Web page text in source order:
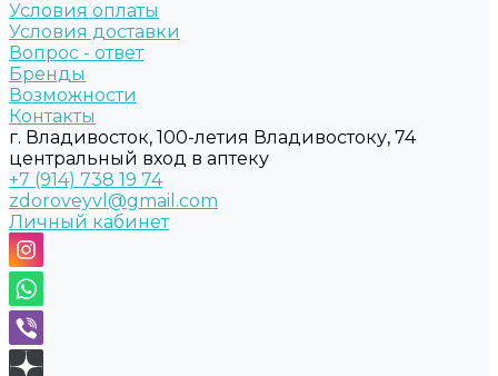
Условия оплаты
Условия доставки
Вопрос - ответ
Бренды
Возможности
Контакты
г. Владивосток, 100-летия Владивостоку, 74
центральный вход в аптеку
+7 (914) 738 19 74
zdoroveyvl@gmail.com
Личный кабинет